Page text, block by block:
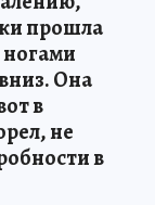
прошла
Она
в
не
в